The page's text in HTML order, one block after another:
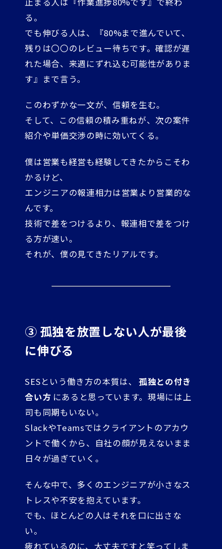
る。
でも伸びる人は、『80%まで進んでいて、
残りは〇〇のレビュー待ちです。確認が遅
れた場合、来週にずれ込む可能性がありま
す』まで言う。
このわずかな一文が、信頼を生む。
そして、この信頼の積み重ねが、次の案件
紹介や単価交渉の時に効いてくる。
僕は営業も経営も経験してきたからこそわ
かるけど、
エンジニアの報連相力は営業より営業的な
んです。
技術で差をつけるより、報連相で差をつけ
る方が速い。
それが、僕の見てきたリアルです。
③ 孤独を放置しない人が最後
に伸びる
SESという働き方の本質は、
孤独との付き
合い方 にあると思っています。現場には上
司も同期もいない。
SlackやTeamsではクライアントのアカウ
ントで働くから、自社の顔が見えないまま
日々が過ぎていく。
そんな中で、多くのエンジニアが小さなス
トレスや不安を抱えています。
でも、ほとんどの人はそれを口に出さな
い。
疲れているのに、大丈夫ですと笑ってしま